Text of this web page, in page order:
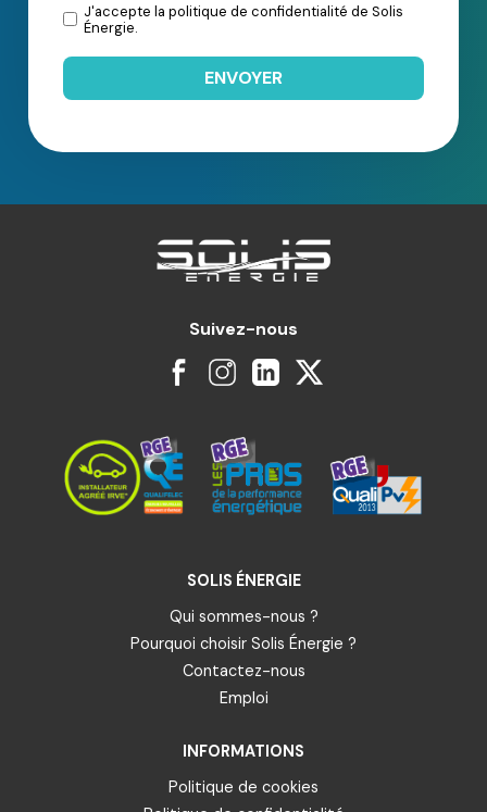
J'accepte la politique de confidentialité de Solis
Énergie.
Suivez-nous
SOLIS ÉNERGIE
Qui sommes-nous ?
Pourquoi choisir Solis Énergie ?
Contactez-nous
Emploi
INFORMATIONS
Politique de cookies